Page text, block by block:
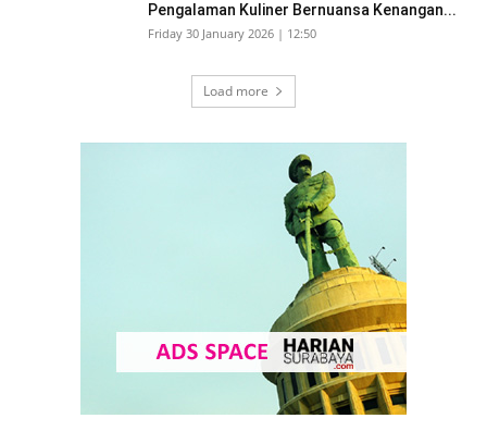
Pengalaman Kuliner Bernuansa Kenangan...
Friday 30 January 2026 | 12:50
Load more